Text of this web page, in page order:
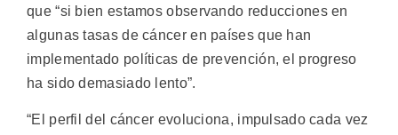
que “si bien estamos observando reducciones en
algunas tasas de cáncer en países que han
implementado políticas de prevención, el progreso
ha sido demasiado lento”.
“El perfil del cáncer evoluciona, impulsado cada vez